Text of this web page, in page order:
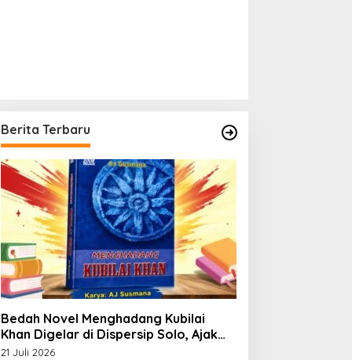
Berita Terbaru
Bedah Novel Menghadang Kubilai
Khan Digelar di Dispersip Solo, Ajak
Publik Menyelami Heroisme Leluhur
21 Juli 2026